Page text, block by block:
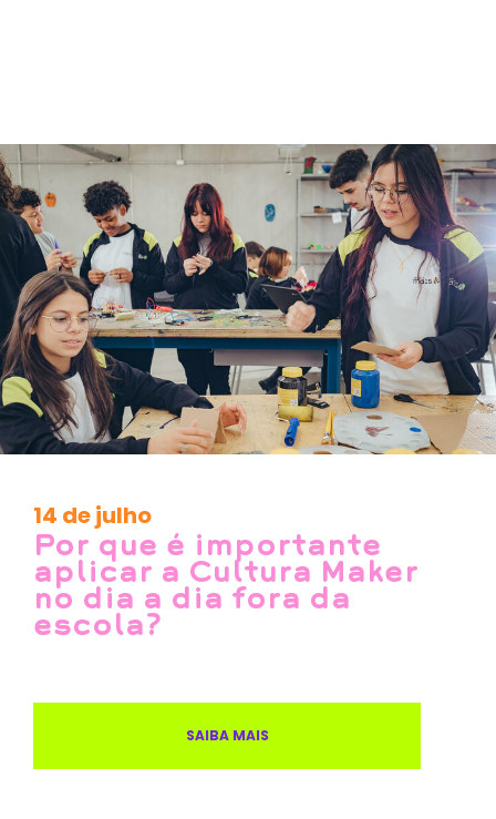
14 de julho
Por que é importante
aplicar a Cultura Maker
no dia a dia fora da
escola?
SAIBA MAIS